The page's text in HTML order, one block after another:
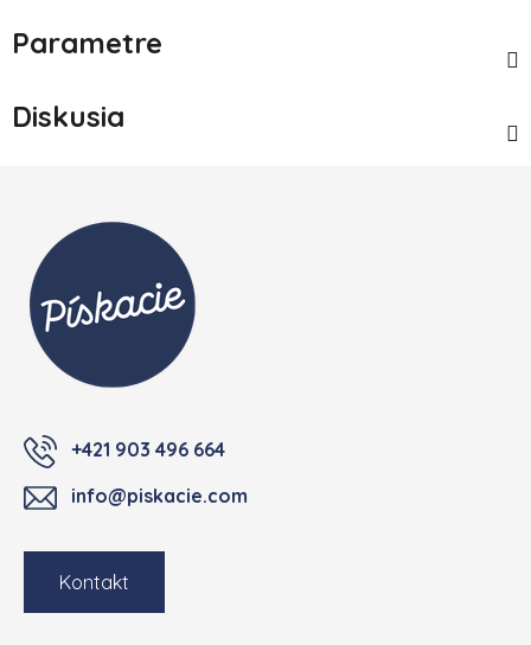
Parametre
Diskusia
+421 903 496 664
info@piskacie.com
Kontakt